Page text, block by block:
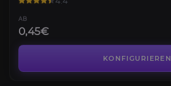
AB
0,45€
KONFIGURIEREN